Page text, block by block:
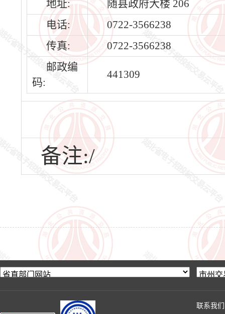
地址:
随县政府大楼 206
电话:
0722-3566238
传真:
0722-3566238
邮政编
码:
441309
备注:/
联系我们